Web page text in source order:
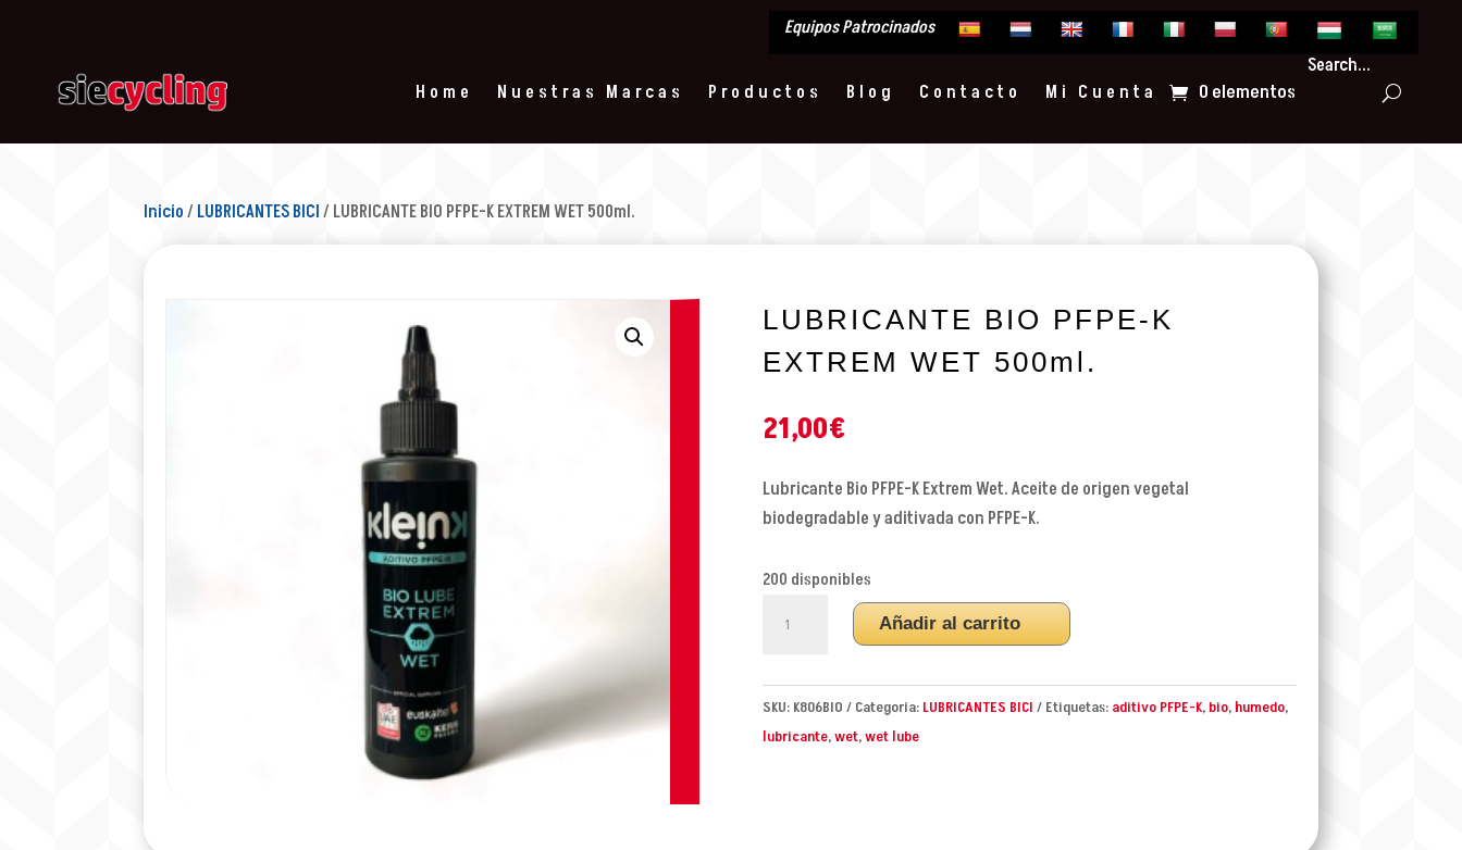
Equipos Patrocinados
Home Nuestras Marcas Productos Blog Contacto Mi Cuenta 0 elementos
Search...
Inicio/ LUBRICANTES BICI/ LUBRICANTE BIO PFPE-K EXTREM WET 500ml.
LUBRICANTE BIO PFPE-K
EXTREM WET 500ml.
21,00€
Lubricante Bio PFPE-K Extrem Wet. Aceite de origen vegetal
biodegradable y aditivada con PFPE-K.
200 disponibles
EXTREM
Añadir al carrito
SKU: K806BIO Categoría: LUBRICANTES BICI Etiquetas: aditivo PFPE-K, bio, humedo,
lubricante,wet,wet lube